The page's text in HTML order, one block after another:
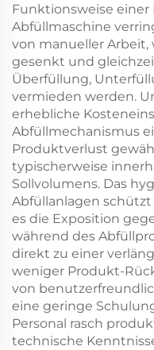
Funktionsweise einer
Abfüllmaschine
von manueller
gesenkt und
Überfüllung,
vermieden werden.
erhebliche
Abfüllmechanismus
Produktverlust
typischerweise
Sollvolumens. Das
Abfüllanlagen
es die Exposition
während des
direkt zu einer
weniger Produkt-
von
eine geringe
Personal rasch
technische